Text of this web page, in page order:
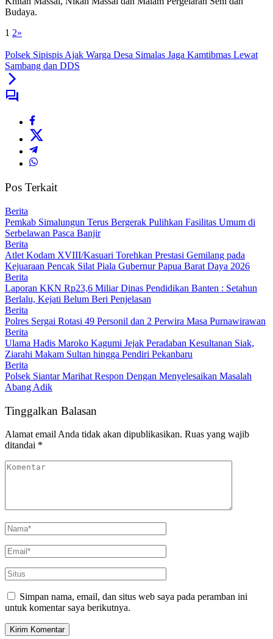
Budaya.
1 2»
Polsek Sipispis Ajak Warga Desa Simalas Jaga Kamtibmas Lewat
Sambang dan DDS
Pos Terkait
Berita
Pemkab Simalungun Terus Bergerak Pulihkan Fasilitas Umum di
Serbelawan Pasca Banjir
Berita
Atlet Kodam XVIII/Kasuari Torehkan Prestasi Gemilang pada
Kejuaraan Pencak Silat Piala Gubernur Papua Barat Daya 2026
Berita
Laporan KKN Rp23,6 Miliar Dinas Pendidikan Banten : Setahun
Berlalu, Kejati Belum Beri Penjelasan
Berita
Polres Sergai Rotasi 49 Personil dan 2 Perwira Masa Purnawirawan
Berita
Ulama Hadis Maroko Kagumi Jejak Peradaban Kesultanan Siak,
Ziarahi Makam Sultan hingga Pendiri Pekanbaru
Berita
Polsek Siantar Marihat Respon Dengan Menyelesaikan Masalah
Abang Adik
Tinggalkan Balasan
Alamat email Anda tidak akan dipublikasikan. Ruas yang wajib
ditandai *
Simpan nama, email, dan situs web saya pada peramban ini
untuk komentar saya berikutnya.